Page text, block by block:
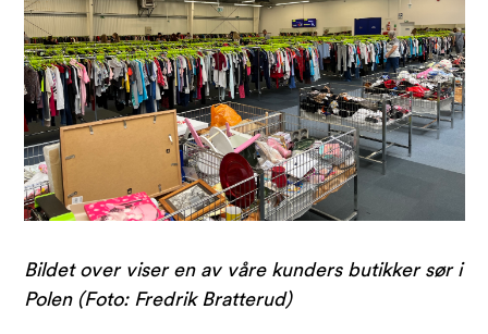
Bildet over viser en av våre kunders butikker sør i
Polen (Foto: Fredrik Bratterud)